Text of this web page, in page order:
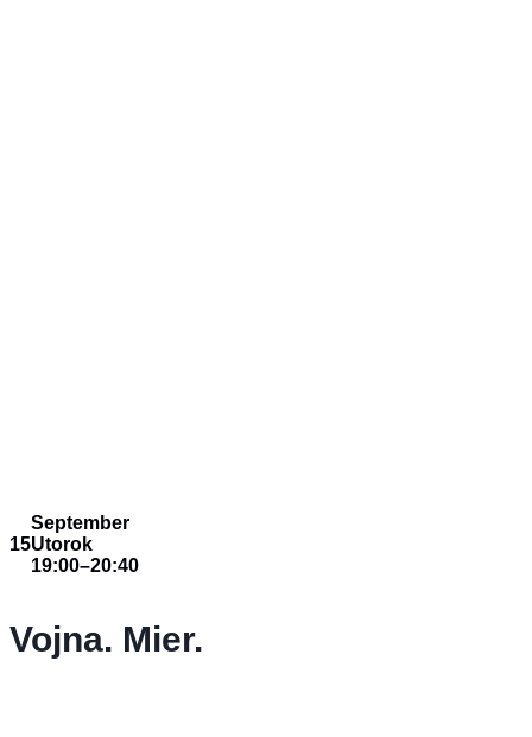
15
September
Utorok
19:00–20:40
Vojna. Mier.